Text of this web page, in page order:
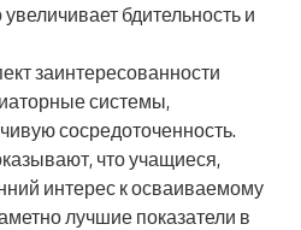
бдительность и
заинтересованности
системы,
сосредоточенность.
что учащиеся,
интерес к осваиваемому
лучшие показатели в